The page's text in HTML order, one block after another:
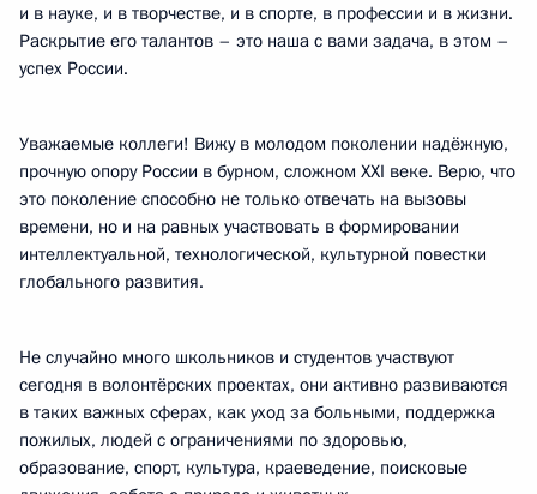
и в науке, и в творчестве, и в спорте, в профессии и в жизни.
Раскрытие его талантов – это наша с вами задача, в этом –
успех России.
Уважаемые коллеги! Вижу в молодом поколении надёжную,
прочную опору России в бурном, сложном XXI веке. Верю, что
это поколение способно не только отвечать на вызовы
времени, но и на равных участвовать в формировании
интеллектуальной, технологической, культурной повестки
глобального развития.
Не случайно много школьников и студентов участвуют
сегодня в волонтёрских проектах, они активно развиваются
в таких важных сферах, как уход за больными, поддержка
пожилых, людей с ограничениями по здоровью,
образование, спорт, культура, краеведение, поисковые